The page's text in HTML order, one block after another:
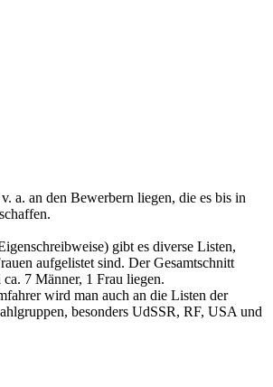
a. an den Bewerbern liegen, die es bis in
gibt es diverse Listen,
aufgelistet sind. Der Gesamtschnitt
7 Männer, 1 Frau liegen.
wird man auch an die Listen der
besonders UdSSR, RF, USA und